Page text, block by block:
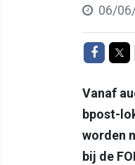
06/
Delen
Vanaf
bpost-
worden
bij de